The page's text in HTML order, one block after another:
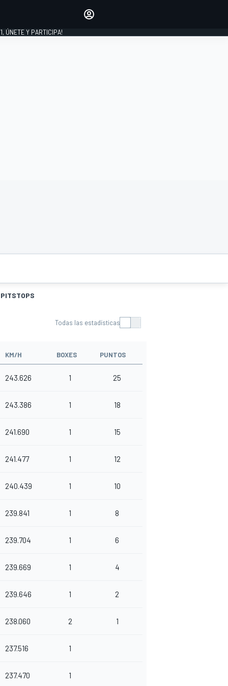
INICIAR SESIÓN
ÚNETE Y PARTICIPA!
PITSTOPS
Todas las estadísticas
KM/H BOXES PUNTOS
243.626 1 25
243.386 1 18
241.690 1 15
241.477 1 12
240.439 1 10
239.841 1 8
239.704 1 6
239.669 1 4
239.646 1 2
238.060 2 1
237.516 1
237.470 1